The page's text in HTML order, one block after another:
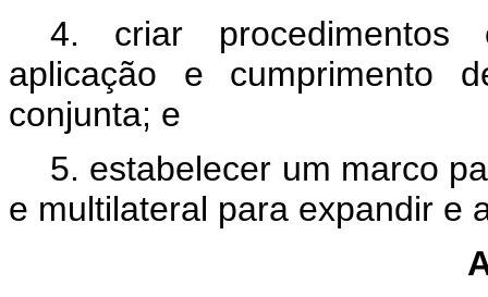
4. criar procedimentos
aplicação e cumprimento
conjunta; e
5. estabelecer um marco
e multilateral para expandir e